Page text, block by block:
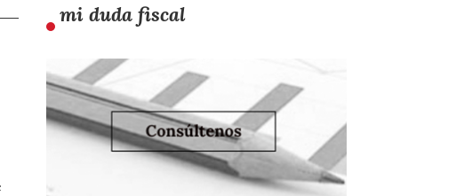
mi duda fiscal